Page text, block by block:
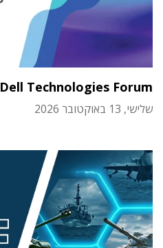
Dell Technologies Forum
שלישי, 13 באוקטובר 2026